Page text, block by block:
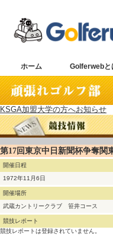
ホーム Golferwebと
KSGA加盟大学の方へお知らせ
第17回東京中日新聞杯争奪関
開催日程
1972年11月6日
開催場所
武蔵カントリークラブ 笹井コース
競技レポート
競技レポートは登録されていません。